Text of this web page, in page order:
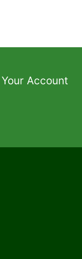
Account